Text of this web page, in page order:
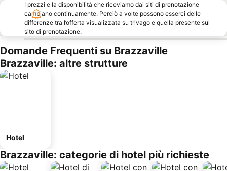
I prezzi e la disponibilità che riceviamo dai siti di prenotazione
cambiano continuamente. Perciò a volte possono esserci delle
differenze tra l’offerta visualizzata su trivago e quella presente sul
sito di prenotazione.
Domande Frequenti su Brazzaville
Brazzaville: altre strutture
Hotel
Brazzaville: categorie di hotel più richieste